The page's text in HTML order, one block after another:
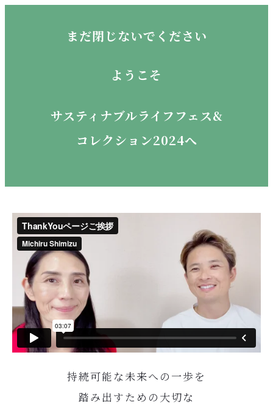
まだ閉じないでください
ようこそ
サスティナブルライフフェス&
コレクション2024へ
持続可能な未来への一歩を
踏み出すための大切な